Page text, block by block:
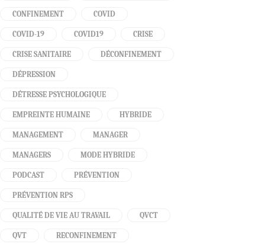
CONFINEMENT COVID
COVID-19 COVID19 CRISE
CRISE SANITAIRE DÉCONFINEMENT
DÉPRESSION
DÉTRESSE PSYCHOLOGIQUE
EMPREINTE HUMAINE HYBRIDE
MANAGEMENT MANAGER
MANAGERS MODE HYBRIDE
PODCAST PRÉVENTION
PRÉVENTION RPS
QUALITÉ DE VIE AU TRAVAIL QVCT
QVT RECONFINEMENT